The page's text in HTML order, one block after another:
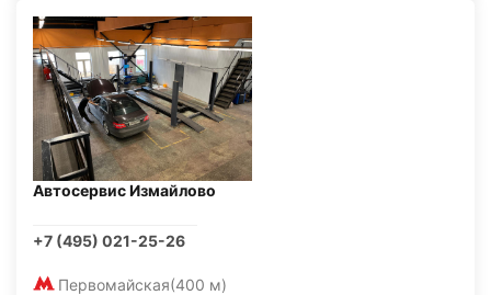
Автосервис Измайлово
+7 (495) 021-25-26
Первомайская(400 м)